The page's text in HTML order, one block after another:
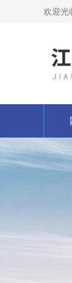
欢迎光